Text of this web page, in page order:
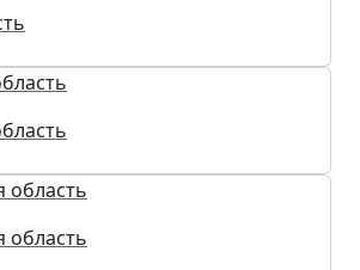
область